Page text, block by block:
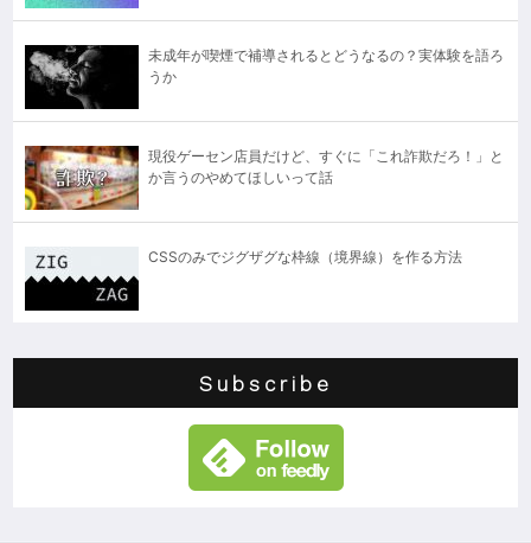
未成年が喫煙で補導されるとどうなるの？実体験を語ろ
うか
現役ゲーセン店員だけど、すぐに「これ詐欺だろ！」と
か言うのやめてほしいって話
CSSのみでジグザグな枠線（境界線）を作る方法
Subscribe